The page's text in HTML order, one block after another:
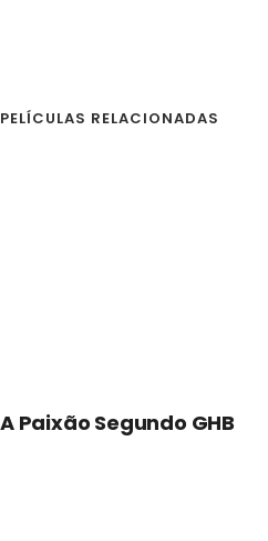
PELÍCULAS RELACIONADAS
A Paixão Segundo GHB